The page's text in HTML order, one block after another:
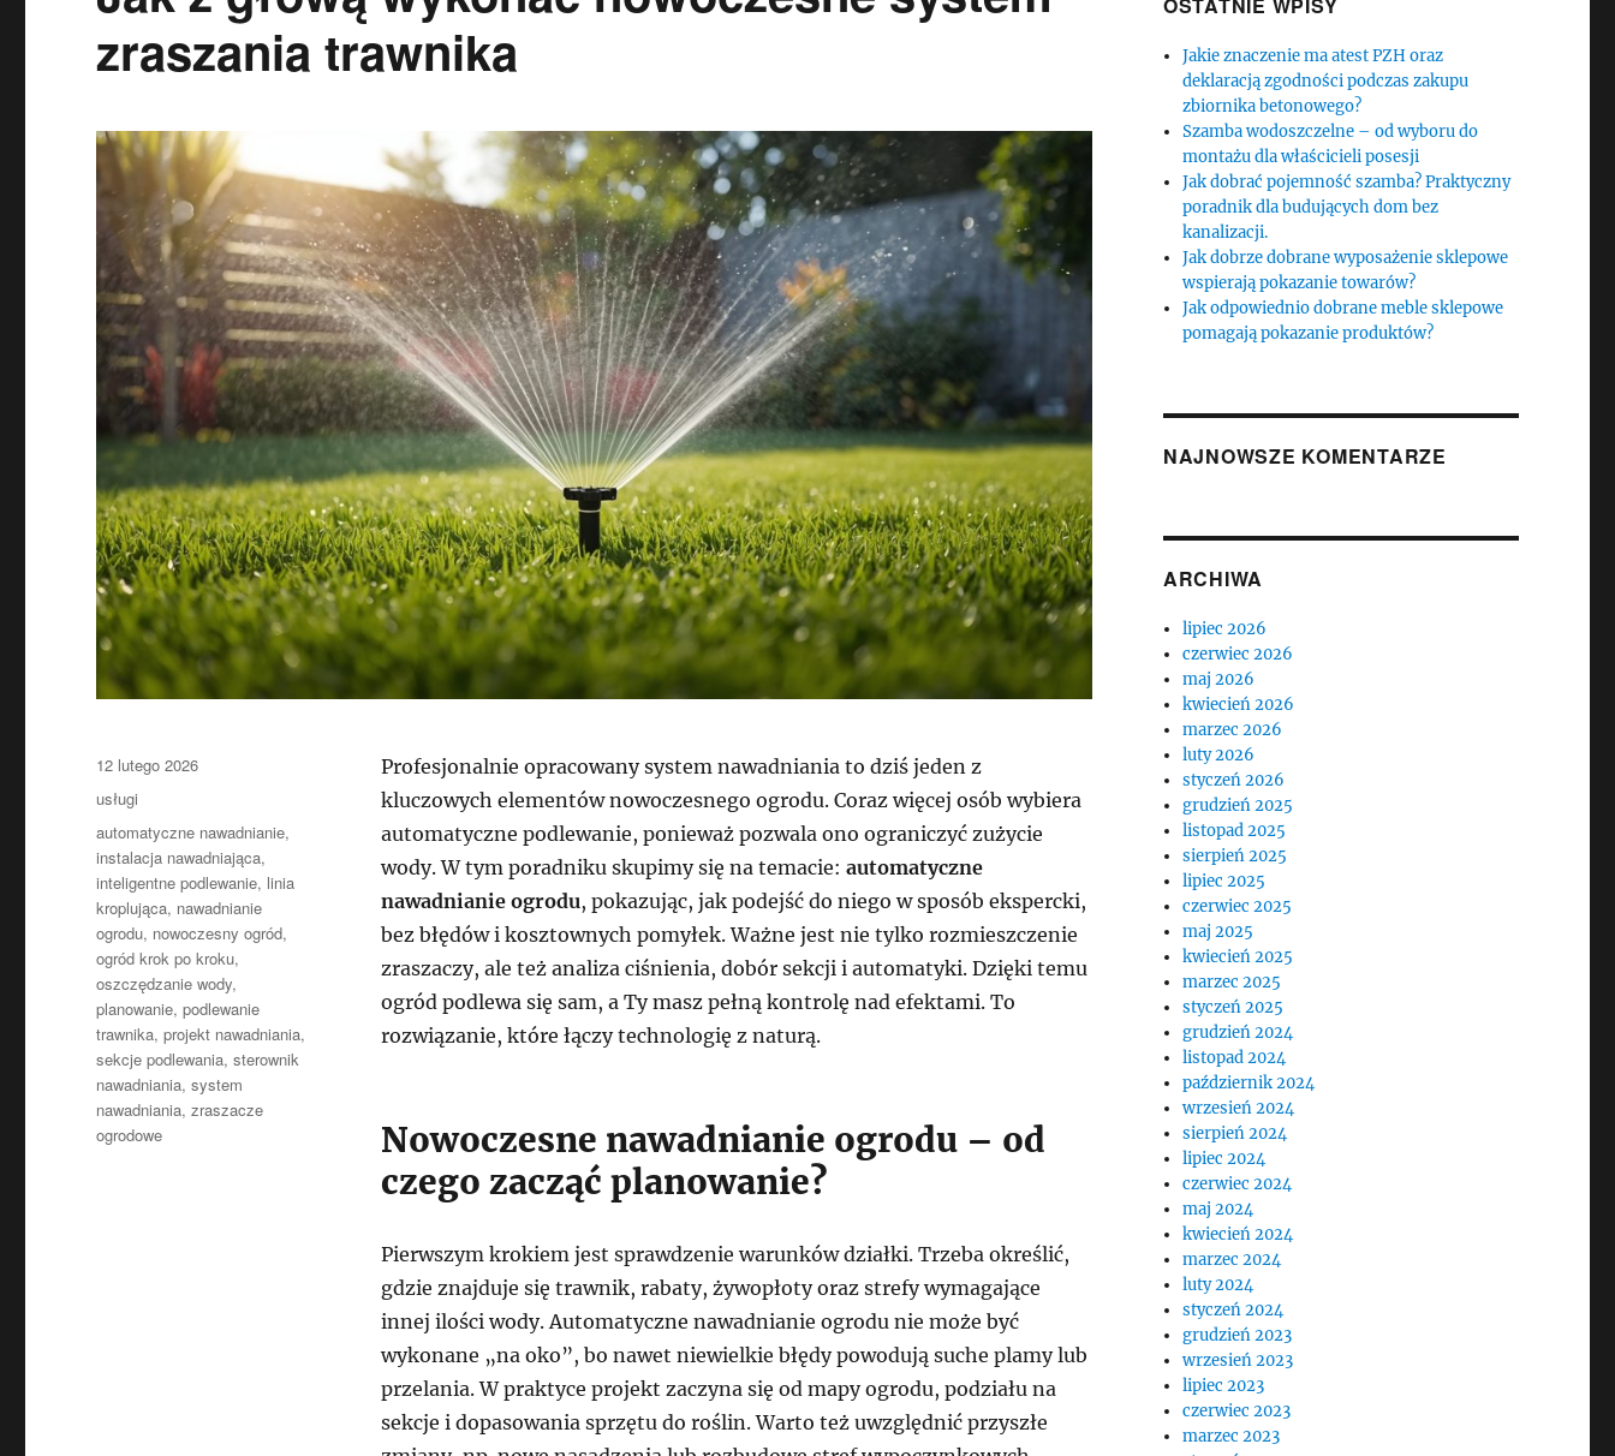
zraszania trawnika
Profesjonalnie opracowany system nawadniania to dziś jeden z
kluczowych elementów nowoczesnego ogrodu. Coraz więcej osób wybiera
automatyczne podlewanie, ponieważ pozwala ono ograniczyć zużycie
wody. W tym poradniku skupimy się na temacie: automatyczne
nawadnianie ogrodu, pokazując, jak podejść do niego w sposób ekspercki,
bez błędów i kosztownych pomyłek. Ważne jest nie tylko rozmieszczenie
zraszaczy, ale też analiza ciśnienia, dobór sekcji i automatyki. Dzięki temu
ogród podlewa się sam, a Ty masz pełną kontrolę nad efektami. To
rozwiązanie, które łączy technologię z naturą.
Nowoczesne nawadnianie ogrodu – od
czego zacząć planowanie?
Pierwszym krokiem jest sprawdzenie warunków działki. Trzeba określić,
gdzie znajduje się trawnik, rabaty, żywopłoty oraz strefy wymagające
innej ilości wody. Automatyczne nawadnianie ogrodu nie może być
wykonane „na oko”, bo nawet niewielkie błędy powodują suche plamy lub
przelania. W praktyce projekt zaczyna się od mapy ogrodu, podziału na
sekcje i dopasowania sprzętu do roślin. Warto też uwzględnić przyszłe
Data
publikacji
12 lutego 2026
Kategorie
usługi
Tagi
automatyczne nawadnianie,
instalacja nawadniająca,
inteligentne podlewanie, linia
kroplująca, nawadnianie
ogrodu, nowoczesny ogród,
ogród krok po kroku,
oszczędzanie wody,
planowanie,podlewanie
trawnika,projekt nawadniania,
sekcje podlewania,sterownik
nawadniania,system
nawadniania,zraszacze
ogrodowe
Jakie znaczenie ma atest PZH oraz
deklaracją zgodności podczas zakupu
zbiornika betonowego?
Szamba wodoszczelne – od wyboru do
montażu dla właścicieli posesji
Jak dobrać pojemność szamba? Praktyczny
poradnik dla budujących dom bez
kanalizacji.
Jak dobrze dobrane wyposażenie sklepowe
wspierają pokazanie towarów?
Jak odpowiednio dobrane meble sklepowe
pomagają pokazanie produktów?
NAJNOWSZE KOMENTARZE
ARCHIWA
lipiec 2026
czerwiec 2026
maj 2026
kwiecień 2026
marzec 2026
luty 2026
styczeń 2026
grudzień 2025
listopad 2025
sierpień 2025
lipiec 2025
czerwiec 2025
maj 2025
kwiecień 2025
marzec 2025
styczeń 2025
grudzień 2024
listopad 2024
październik 2024
wrzesień 2024
sierpień 2024
lipiec 2024
czerwiec 2024
maj 2024
kwiecień 2024
marzec 2024
luty 2024
styczeń 2024
grudzień 2023
wrzesień 2023
lipiec 2023
czerwiec 2023
marzec 2023